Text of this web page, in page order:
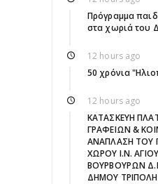
Πρόγραμμα
στα χωριά του
12 hours ago
50 χρόνια
12 hours ago
ΚΑΤΑΣΚΕΥΗ
ΓΡΑΦΕΙΩΝ &
ΑΝΑΠΛΑΣΗ ΤΟΥ
ΧΩΡΟΥ Ι.Ν.
ΒΟΥΡΒΟΥΡΩΝ
ΔΗΜΟΥ